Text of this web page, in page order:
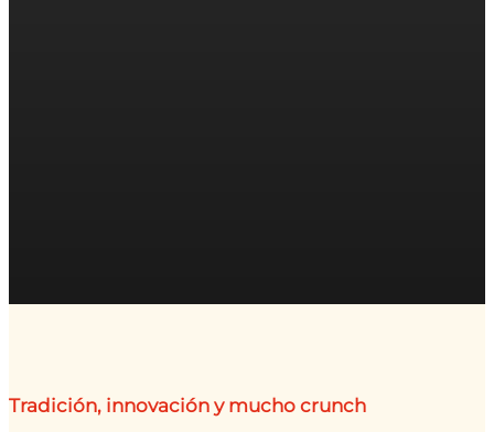
Tradición, innovación y mucho crunch